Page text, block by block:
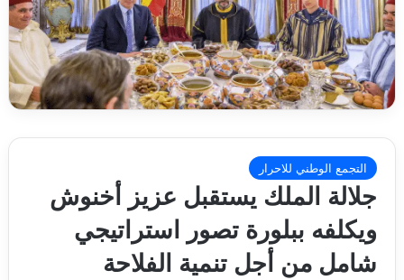
التجمع الوطني للاحرار
جلالة الملك يستقبل عزيز أخنوش
ويكلفه ببلورة تصور استراتيجي
شامل من أجل تنمية الفلاحة